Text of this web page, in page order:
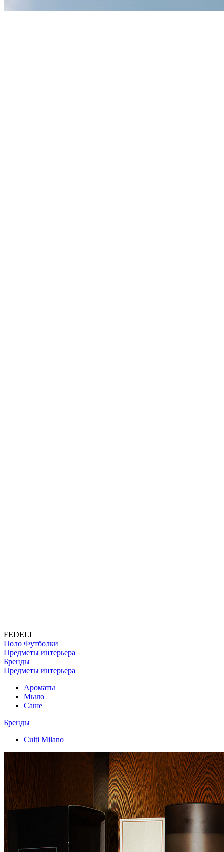
FEDELI
Поло Футболки
Предметы интерьера
Бренды
Предметы интерьера
Ароматы
Мыло
Саше
Бренды
Culti Milano